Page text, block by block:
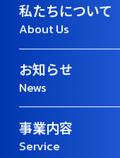
私たちについて
About Us
お知らせ
News
事業内容
Service